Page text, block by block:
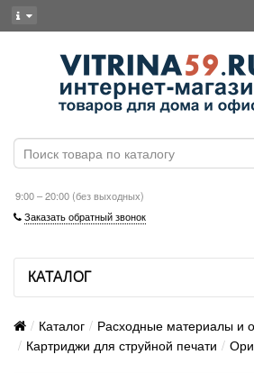
9:00 – 20:00 (без выходных)
Заказать обратный звонок
КАТАЛОГ
Каталог
Расходные материалы и
Картриджи для струйной печати